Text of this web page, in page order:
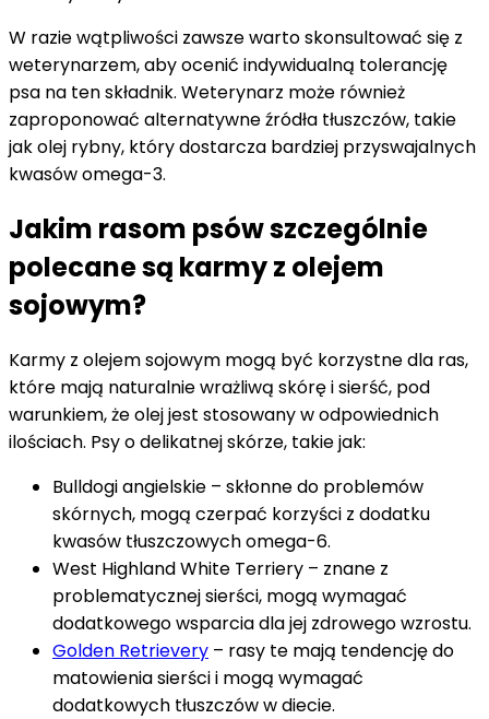
W razie wątpliwości zawsze warto skonsultować się z
weterynarzem, aby ocenić indywidualną tolerancję
psa na ten składnik. Weterynarz może również
zaproponować alternatywne źródła tłuszczów, takie
jak olej rybny, który dostarcza bardziej przyswajalnych
kwasów omega-3.
Jakim rasom psów szczególnie
polecane są karmy z olejem
sojowym?
Karmy z olejem sojowym mogą być korzystne dla ras,
które mają naturalnie wrażliwą skórę i sierść, pod
warunkiem, że olej jest stosowany w odpowiednich
ilościach. Psy o delikatnej skórze, takie jak:
Bulldogi angielskie – skłonne do problemów
skórnych, mogą czerpać korzyści z dodatku
kwasów tłuszczowych omega-6.
West Highland White Terriery – znane z
problematycznej sierści, mogą wymagać
dodatkowego wsparcia dla jej zdrowego wzrostu.
Golden Retrievery – rasy te mają tendencję do
matowienia sierści i mogą wymagać
dodatkowych tłuszczów w diecie.